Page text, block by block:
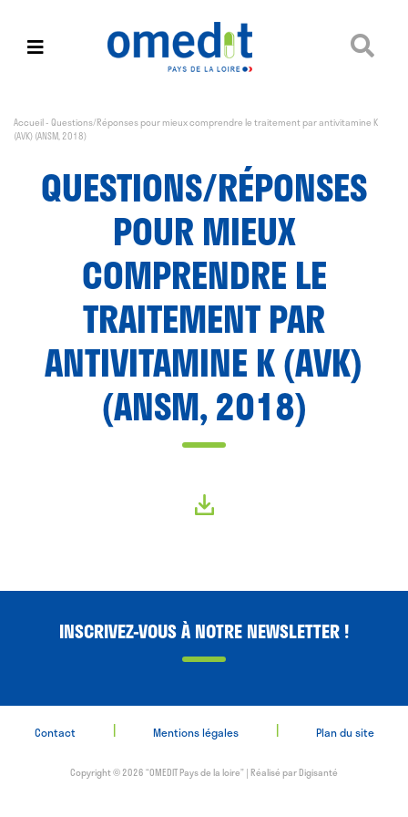
Accueil-Questions/Réponses pour mieux comprendre le traitement par antivitamine K
(AVK) (ANSM, 2018)
QUESTIONS/RÉPONSES
POUR MIEUX
COMPRENDRE LE
TRAITEMENT PAR
ANTIVITAMINE K (AVK)
(ANSM, 2018)
INSCRIVEZ-VOUS À NOTRE NEWSLETTER !
Contact | Mentions légales | Plan du site
Copyright © 2026 “OMEDIT Pays de la loire” | Réalisé parDigisanté